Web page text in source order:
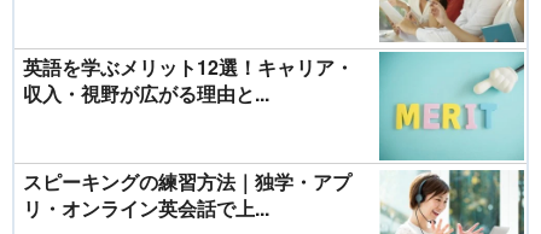
英語を学ぶメリット12選！キャリア・
収入・視野が広がる理由と...
スピーキングの練習方法｜独学・アプ
リ・オンライン英会話で上...